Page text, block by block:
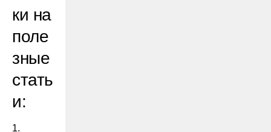
ки на
поле
зные
стать
и:
1.